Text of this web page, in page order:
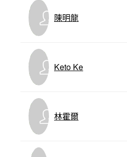
陳明龍
Keto Ke
林霍爾